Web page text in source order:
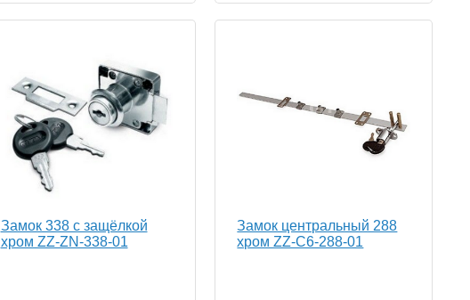
Замок 338 с защёлкой
хром ZZ-ZN-338-01
Замок центральный 288
хром ZZ-C6-288-01